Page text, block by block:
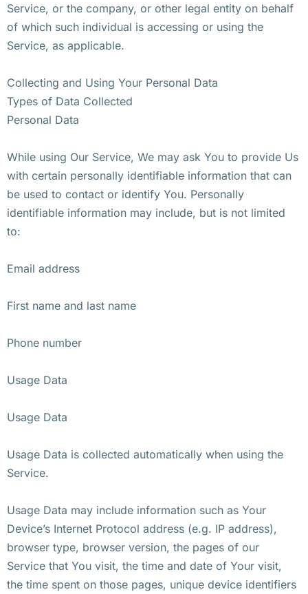
Service, or the company, or other legal entity on behalf
of which such individual is accessing or using the
Service, as applicable.
Collecting and Using Your Personal Data
Types of Data Collected
Personal Data
While using Our Service, We may ask You to provide Us
with certain personally identifiable information that can
be used to contact or identify You. Personally
identifiable information may include, but is not limited
to:
Email address
First name and last name
Phone number
Usage Data
Usage Data
Usage Data is collected automatically when using the
Service.
Usage Data may include information such as Your
Device’s Internet Protocol address (e.g. IP address),
browser type, browser version, the pages of our
Service that You visit, the time and date of Your visit,
the time spent on those pages, unique device identifiers